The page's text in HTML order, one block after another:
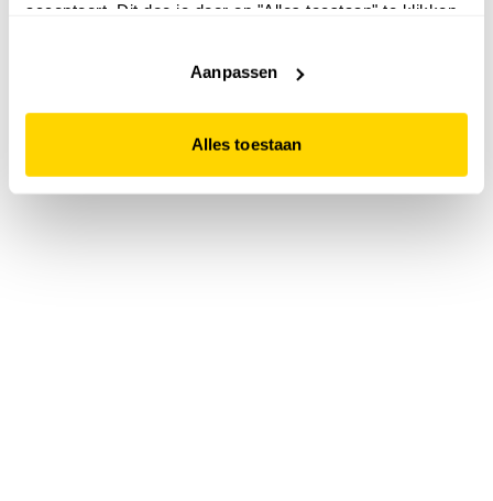
accepteert. Dit doe je door op "Alles toestaan" te klikken.
website niet optimaal functioneert.
Aanpassen
Alles toestaan